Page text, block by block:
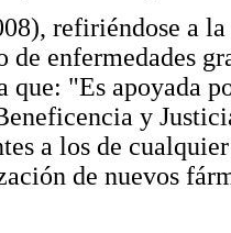
refiriéndose a
de enfermedades
que: "Es apoyada
y
a los de
de nuevos